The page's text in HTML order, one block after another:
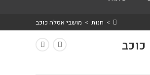
> חנות > מושבי אסלה כוכב